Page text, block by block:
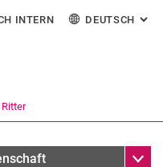
Springe direkt zu: Inhalt
Springe direkt zu: Suche
Springe direkt zu:
externen Link in einem
INTERN DEUTSCH :
Ritter